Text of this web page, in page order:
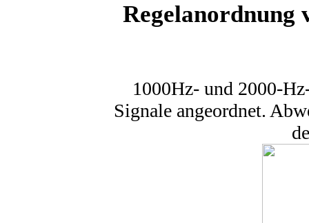
Regelanordnung
1000Hz- und 2000-
Signale angeordnet.